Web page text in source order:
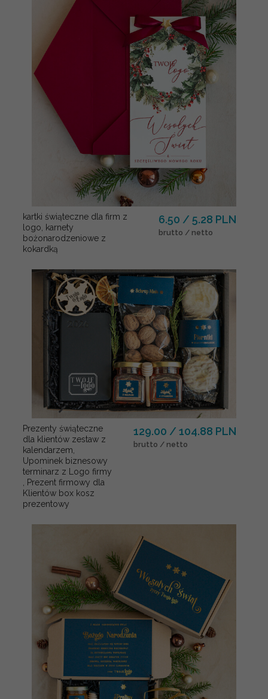
kartki świąteczne dla firm z
logo, karnety
bożonarodzeniowe z
kokardką
6.50 / 5.28 PLN
brutto / netto
Prezenty świąteczne
dla klientów zestaw z
kalendarzem,
Upominek biznesowy
terminarz z Logo firmy
, Prezent firmowy dla
Klientów box kosz
prezentowy
129.00 / 104.88 PLN
brutto / netto